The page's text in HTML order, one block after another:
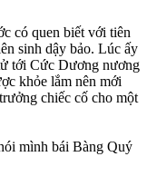
có quen biết với tiên
sinh dậy bảo. Lúc ấy
tới Cức Dương nương
khỏe lắm nên mới
chiếc cố cho một
mình bái Bàng Quý